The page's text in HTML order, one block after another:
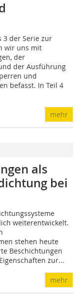
3 der Serie zur
wir uns mit
der
der Ausführung
und
befasst. In Teil 4
mehr
als
bei
weiterentwickelt.
stehen heute
Beschichtungen
zur...
mehr